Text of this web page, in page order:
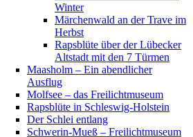
Winter
Märchenwald an der Trave im
Herbst
Rapsblüte über der Lübecker
Altstadt mit den 7 Türmen
Maasholm – Ein abendlicher
Ausflug
Molfsee – das Freilichtmuseum
Rapsblüte in Schleswig-Holstein
Der Schlei entlang
Schwerin-Mueß – Freilichtmuseum